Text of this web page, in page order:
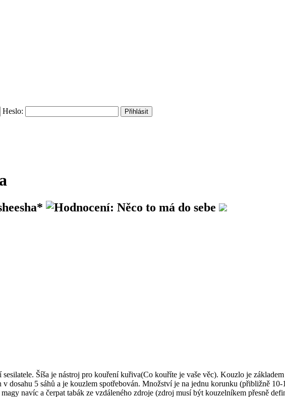
Heslo:
Šíša je nástroj pro kouření kuřiva(Co kouříte je vaše věc). Kouzlo je
dosahu 5 sáhů a je kouzlem spotřebován. Množství je na jednu korunku (přibližně
navíc a čerpat tabák ze vzdáleného zdroje (zdroj musí být kouzelníkem přesně